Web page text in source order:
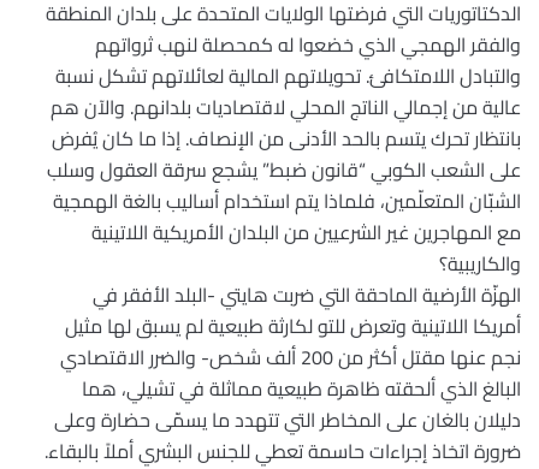
الدكتاتوريات التي فرضتها الولايات المتحدة على بلدان المنطقة
والفقر الهمجي الذي خضعوا له كمحصلة لنهب ثرواتهم
والتبادل اللامتكافئ. تحويلاتهم المالية لعائلاتهم تشكل نسبة
عالية من إجمالي الناتج المحلي لاقتصاديات بلدانهم. والآن هم
بانتظار تحرك يتسم بالحد الأدنى من الإنصاف. إذا ما كان يُفرض
على الشعب الكوبي “قانون ضبط” يشجع سرقة العقول وسلب
الشبّان المتعلّمين، فلماذا يتم استخدام أساليب بالغة الهمجية
مع المهاجرين غير الشرعيين من البلدان الأمريكية اللاتينية
والكاريبية؟
الهزّة الأرضية الماحقة التي ضربت هايتي -البلد الأفقر في
أمريكا اللاتينية وتعرض للتو لكارثة طبيعية لم يسبق لها مثيل
نجم عنها مقتل أكثر من 200 ألف شخص- والضرر الاقتصادي
البالغ الذي ألحقته ظاهرة طبيعية مماثلة في تشيلي، هما
دليلان بالغان على المخاطر التي تتهدد ما يسمّى حضارة وعلى
ضرورة اتخاذ إجراءات حاسمة تعطي للجنس البشري أملاً بالبقاء.